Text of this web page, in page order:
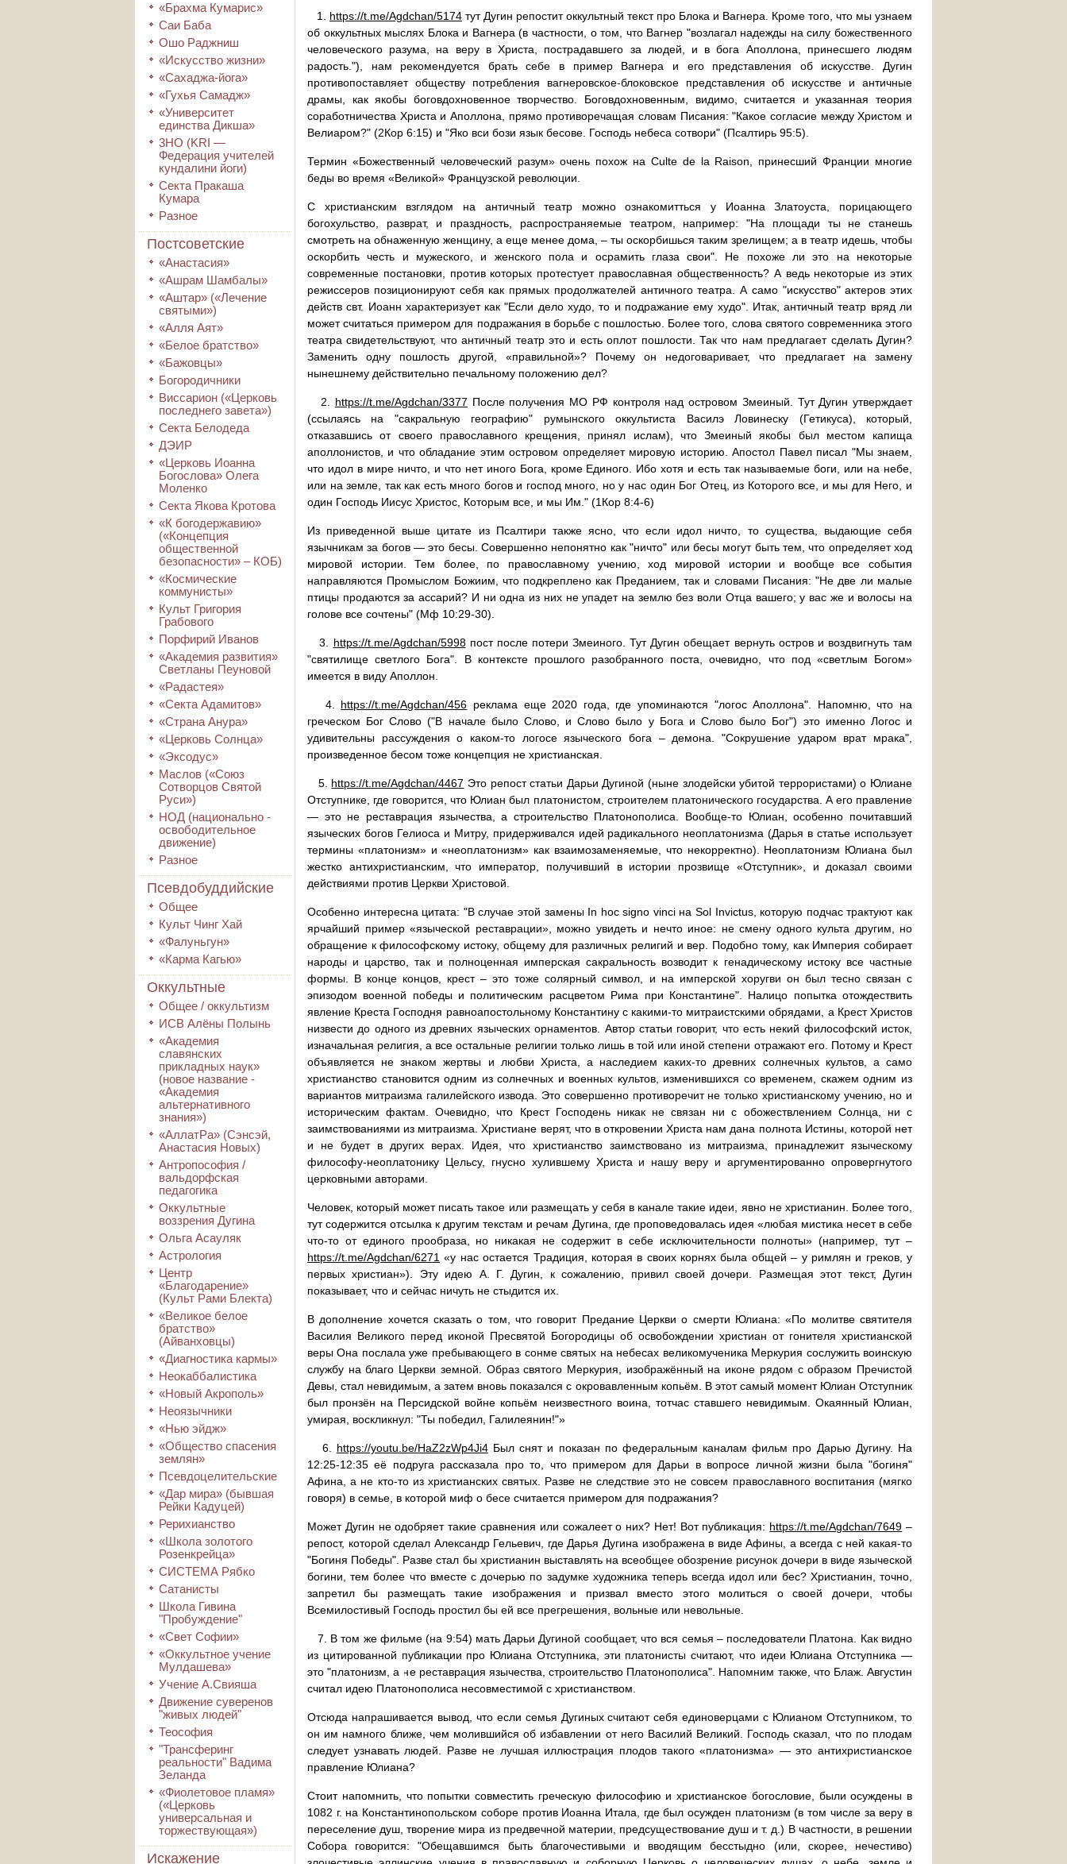
«Брахма Кумарис»
Саи Баба
Ошо Раджниш
«Искусство жизни»
«Сахаджа-йога»
«Гухья Самадж»
«Университет
единства Дикша»
3HO (KRI ―
Федерация учителей
кундалини йоги)
Секта Пракаша
Кумара
Разное
Постсоветские
«Анастасия»
«Ашрам Шамбалы»
«Аштар» («Лечение
святыми»)
«Алля Аят»
«Белое братство»
«Бажовцы»
Богородичники
Виссарион («Церковь
последнего завета»)
Секта Белодеда
ДЭИР
«Церковь Иоанна
Богослова» Олега
Моленко
Секта Якова Кротова
«К богодержавию»
(«Концепция
общественной
безопасности» – КОБ)
«Космические
коммунисты»
Культ Григория
Грабового
Порфирий Иванов
«Академия развития»
Светланы Пеуновой
«Радастея»
«Секта Адамитов»
«Страна Анура»
«Церковь Солнца»
«Эксодус»
Маслов («Союз
Сотворцов Святой
Руси»)
НОД (национально -
освободительное
движение)
Разное
Псевдобуддийские
Общее
Культ Чинг Хай
«Фалуньгун»
«Карма Кагью»
Оккультные
Общее / оккультизм
ИСВ Алёны Полынь
«Академия
славянских
прикладных наук»
(новое название -
«Академия
альтернативного
знания»)
«АллатРа» (Сэнсэй,
Анастасия Новых)
Антропософия /
вальдорфская
педагогика
Оккультные
воззрения Дугина
Ольга Асауляк
Астрология
Центр
«Благодарение»
(Культ Рами Блекта)
«Великое белое
братство»
(Айванховцы)
«Диагностика кармы»
Неокаббалистика
«Новый Акрополь»
Неоязычники
«Нью эйдж»
«Общество спасения
землян»
Псевдоцелительские
«Дар мира» (бывшая
Рейки Кадуцей)
Рерихианство
«Школа золотого
Розенкрейца»
СИСТЕМА Рябко
Сатанисты
Школа Гивина
"Пробуждение"
«Свет Софии»
«Оккультное учение
Мулдашева»
Учение А.Свияша
Движение суверенов
"живых людей"
Теософия
"Трансферинг
реальности" Вадима
Зеланда
«Фиолетовое пламя»
(«Церковь
универсальная и
торжествующая»)
Искажение
1. https://t.me/Agdchan/5174 тут Дугин репостит оккультный текст про Блока и Вагнера. Кроме того, что мы узнаем
об оккультных мыслях Блока и Вагнера (в частности, о том, что Вагнер "возлагал надежды на силу божественного
человеческого разума, на веру в Христа, пострадавшего за людей, и в бога Аполлона, принесшего людям
радость."), нам рекомендуется брать себе в пример Вагнера и его представления об искусстве. Дугин
противопоставляет обществу потребления вагнеровское-блоковское представления об искусстве и античные
драмы, как якобы боговдохновенное творчество. Боговдохновенным, видимо, считается и указанная теория
соработничества Христа и Аполлона, прямо противоречащая словам Писания: "Какое согласие между Христом и
Велиаром?" (2Кор 6:15) и "Яко вси бози язык бесове. Господь небеса сотвори" (Псалтирь 95:5).
Термин «Божественный человеческий разум» очень похож на Culte de la Raison, принесший Франции многие
беды во время «Великой» Французской революции.
С христианским взглядом на античный театр можно ознакомитться у Иоанна Златоуста, порицающего
богохульство, разврат, и праздность, распространяемые театром, например: "На площади ты не станешь
смотреть на обнаженную женщину, а еще менее дома, – ты оскорбишься таким зрелищем; а в театр идешь, чтобы
оскорбить честь и мужеского, и женского пола и осрамить глаза свои". Не похоже ли это на некоторые
современные постановки, против которых протестует православная общественность? А ведь некоторые из этих
режиссеров позиционируют себя как прямых продолжателей античного театра. А само "искусство" актеров этих
действ свт. Иоанн характеризует как "Если дело худо, то и подражание ему худо". Итак, античный театр вряд ли
может считаться примером для подражания в борьбе с пошлостью. Более того, слова святого современника этого
театра свидетельствуют, что античный театр это и есть оплот пошлости. Так что нам предлагает сделать Дугин?
Заменить одну пошлость другой, «правильной»? Почему он недоговаривает, что предлагает на замену
нынешнему действительно печальному положению дел?
2. https://t.me/Agdchan/3377 После получения МО РФ контроля над островом Змеиный. Тут Дугин утверждает
(ссылаясь на "сакральную географию" румынского оккультиста Василэ Ловинеску (Гетикуса), который,
отказавшись от своего православного крещения, принял ислам), что Змеиный якобы был местом капища
аполлонистов, и что обладание этим островом определяет мировую историю. Апостол Павел писал "Мы знаем,
что идол в мире ничто, и что нет иного Бога, кроме Единого. Ибо хотя и есть так называемые боги, или на небе,
или на земле, так как есть много богов и господ много, но у нас один Бог Отец, из Которого все, и мы для Него, и
один Господь Иисус Христос, Которым все, и мы Им." (1Кор 8:4-6)
Из приведенной выше цитате из Псалтири также ясно, что если идол ничто, то существа, выдающие себя
язычникам за богов — это бесы. Совершенно непонятно как "ничто" или бесы могут быть тем, что определяет ход
мировой истории. Тем более, по православному учению, ход мировой истории и вообще все события
направляются Промыслом Божиим, что подкреплено как Преданием, так и словами Писания: "Не две ли малые
птицы продаются за ассарий? И ни одна из них не упадет на землю без воли Отца вашего; у вас же и волосы на
голове все сочтены" (Мф 10:29-30).
3. https://t.me/Agdchan/5998пост после потери Змеиного. Тут Дугин обещает вернуть остров и воздвигнуть там
"святилище светлого Бога". В контексте прошлого разобранного поста, очевидно, что под «светлым Богом»
имеется в виду Аполлон.
4. https://t.me/Agdchan/456 реклама еще 2020 года, где упоминаются "логос Аполлона". Напомню, что на
греческом Бог Слово ("В начале было Слово, и Слово было у Бога и Слово было Бог") это именно Логос и
удивительны рассуждения о каком-то логосе языческого бога – демона. "Сокрушение ударом врат мрака",
произведенное бесом тоже концепция не христианская.
5. https://t.me/Agdchan/4467 Это репост статьи Дарьи Дугиной (ныне злодейски убитой террористами) о Юлиане
Отступнике, где говорится, что Юлиан был платонистом, строителем платонического государства. А его правление
— это не реставрация язычества, а строительство Платонополиса. Вообще-то Юлиан, особенно почитавший
языческих богов Гелиоса и Митру, придерживался идей радикального неоплатонизма (Дарья в статье использует
термины «платонизм» и «неоплатонизм» как взаимозаменяемые, что некорректно). Неоплатонизм Юлиана был
жестко антихристианским, что император, получивший в истории прозвище «Отступник», и доказал своими
действиями против Церкви Христовой.
Особенно интересна цитата: "В случае этой замены In hoc signo vinci на Sol Invictus, которую подчас трактуют как
ярчайший пример «языческой реставрации», можно увидеть и нечто иное: не смену одного культа другим, но
обращение к философскому истоку, общему для различных религий и вер. Подобно тому, как Империя собирает
народы и царство, так и полноценная имперская сакральность возводит к генадическому истоку все частные
формы. В конце концов, крест – это тоже солярный символ, и на имперской хоругви он был тесно связан с
эпизодом военной победы и политическим расцветом Рима при Константине". Налицо попытка отождествить
явление Креста Господня равноапостольному Константину с какими-то митраистскими обрядами, а Крест Христов
низвести до одного из древних языческих орнаментов. Автор статьи говорит, что есть некий философский исток,
изначальная религия, а все остальные религии только лишь в той или иной степени отражают его. Потому и Крест
объявляется не знаком жертвы и любви Христа, а наследием каких-то древних солнечных культов, а само
христианство становится одним из солнечных и военных культов, изменившихся со временем, скажем одним из
вариантов митраизма галилейского извода. Это совершенно противоречит не только христианскому учению, но и
историческим фактам. Очевидно, что Крест Господень никак не связан ни с обожествлением Солнца, ни с
заимствованиями из митраизма. Христиане верят, что в откровении Христа нам дана полнота Истины, которой нет
и не будет в других верах. Идея, что христианство заимствовано из митраизма, принадлежит языческому
философу-неоплатонику Цельсу, гнусно хулившему Христа и нашу веру и аргументированно опровергнутого
церковными авторами.
Человек, который может писать такое или размещать у себя в канале такие идеи, явно не христианин. Более того,
тут содержится отсылка к другим текстам и речам Дугина, где проповедовалась идея «любая мистика несет в себе
что-то от единого прообраза, но никакая не содержит в себе исключительности полноты» (например, тут –
https://t.me/Agdchan/6271 «у нас остается Традиция, которая в своих корнях была общей – у римлян и греков, у
первых христиан»). Эту идею А. Г. Дугин, к сожалению, привил своей дочери. Размещая этот текст, Дугин
показывает, что и сейчас ничуть не стыдится их.
В дополнение хочется сказать о том, что говорит Предание Церкви о смерти Юлиана: «По молитве святителя
Василия Великого перед иконой Пресвятой Богородицы об освобождении христиан от гонителя христианской
веры Она послала уже пребывающего в сонме святых на небесах великомученика Меркурия сослужить воинскую
службу на благо Церкви земной. Образ святого Меркурия, изображённый на иконе рядом с образом Пречистой
Девы, стал невидимым, а затем вновь показался с окровавленным копьём. В этот самый момент Юлиан Отступник
был пронзён на Персидской войне копьём неизвестного воина, тотчас ставшего невидимым. Окаянный Юлиан,
умирая, воскликнул: "Ты победил, Галилеянин!"»
6. https://youtu.be/HaZ2zWp4Ji4Был снят и показан по федеральным каналам фильм про Дарью Дугину. На
12:25-12:35 её подруга рассказала про то, что примером для Дарьи в вопросе личной жизни была "богиня"
Афина, а не кто-то из христианских святых. Разве не следствие это не совсем православного воспитания (мягко
говоря) в семье, в которой миф о бесе считается примером для подражания?
Может Дугин не одобряет такие сравнения или сожалеет о них? Нет! Вот публикация: https://t.me/Agdchan/7649 –
репост, которой сделал Александр Гельевич, где Дарья Дугина изображена в виде Афины, а всегда с ней какая-то
"Богиня Победы". Разве стал бы христианин выставлять на всеобщее обозрение рисунок дочери в виде языческой
богини, тем более что вместе с дочерью по задумке художника теперь всегда идол или бес? Христианин, точно,
запретил бы размещать такие изображения и призвал вместо этого молиться о своей дочери, чтобы
Всемилостивый Господь простил бы ей все прегрешения, вольные или невольные.
7. В том же фильме (на 9:54) мать Дарьи Дугиной сообщает, что вся семья – последователи Платона. Как видно
из цитированной публикации про Юлиана Отступника, эти платонисты считают, что идеи Юлиана Отступника —
это "платонизм, а не реставрация язычества, строительство Платонополиса". Напомним также, что Блаж. Августин
считал идею Платонополиса несовместимой с христианством.
Отсюда напрашивается вывод, что если семья Дугиных считают себя единоверцами с Юлианом Отступником, то
он им намного ближе, чем молившийся об избавлении от него Василий Великий. Господь сказал, что по плодам
следует узнавать людей. Разве не лучшая иллюстрация плодов такого «платонизма» — это антихристианское
правление Юлиана?
Стоит напомнить, что попытки совместить греческую философию и христианское богословие, были осуждены в
1082 г. на Константинопольском соборе против Иоанна Итала, где был осужден платонизм (в том числе за веру в
переселение душ, творение мира из предвечной материи, предсуществование душ и т. д.) В частности, в решении
Собора говорится: "Обещавшимся быть благочестивыми и вводящим бесстыдно (или, скорее, нечестиво)